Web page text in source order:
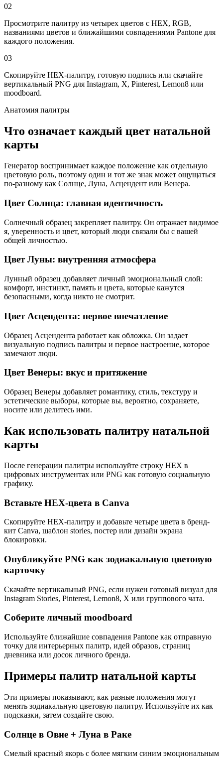
02
Просмотрите палитру из четырех цветов с HEX, RGB,
названиями цветов и ближайшими совпадениями Pantone для
каждого положения.
03
Скопируйте HEX-палитру, готовую подпись или скачайте
вертикальный PNG для Instagram, X, Pinterest, Lemon8 или
moodboard.
Анатомия палитры
Что означает каждый цвет натальной
карты
Генератор воспринимает каждое положение как отдельную
цветовую роль, поэтому один и тот же знак может ощущаться
по-разному как Солнце, Луна, Асцендент или Венера.
Цвет Солнца: главная идентичность
Солнечный образец закрепляет палитру. Он отражает видимое
я, уверенность и цвет, который люди связали бы с вашей
общей личностью.
Цвет Луны: внутренняя атмосфера
Лунный образец добавляет личный эмоциональный слой:
комфорт, инстинкт, память и цвета, которые кажутся
безопасными, когда никто не смотрит.
Цвет Асцендента: первое впечатление
Образец Асцендента работает как обложка. Он задает
визуальную подпись палитры и первое настроение, которое
замечают люди.
Цвет Венеры: вкус и притяжение
Образец Венеры добавляет романтику, стиль, текстуру и
эстетические выборы, которые вы, вероятно, сохраняете,
носите или делитесь ими.
Как использовать палитру натальной
карты
После генерации палитры используйте строку HEX в
цифровых инструментах или PNG как готовую социальную
графику.
Вставьте HEX-цвета в Canva
Скопируйте HEX-палитру и добавьте четыре цвета в бренд-
кит Canva, шаблон stories, постер или дизайн экрана
блокировки.
Опубликуйте PNG как зодиакальную цветовую
карточку
Скачайте вертикальный PNG, если нужен готовый визуал для
Instagram Stories, Pinterest, Lemon8, X или группового чата.
Соберите личный moodboard
Используйте ближайшие совпадения Pantone как отправную
точку для интерьерных палитр, идей образов, страниц
дневника или досок личного бренда.
Примеры палитр натальной карты
Эти примеры показывают, как разные положения могут
менять зодиакальную цветовую палитру. Используйте их как
подсказки, затем создайте свою.
Солнце в Овне + Луна в Раке
Смелый красный якорь с более мягким синим эмоциональным